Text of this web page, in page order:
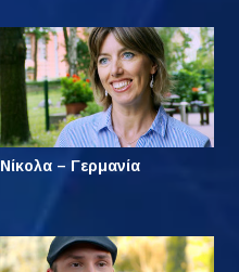
Νίκολα – Γερμανία